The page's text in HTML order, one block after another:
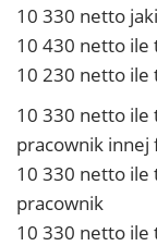
10 330 netto
10 430 netto ile
10 230 netto ile
10 330 netto ile
pracownik innej
10 330 netto ile
pracownik
10 330 netto ile